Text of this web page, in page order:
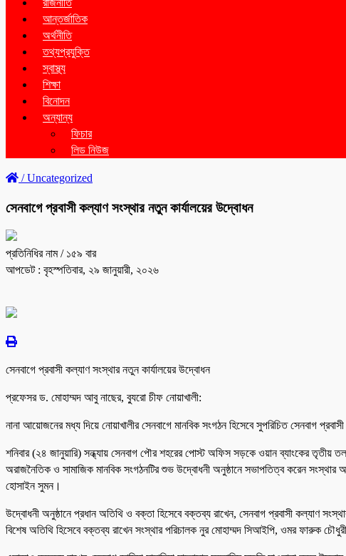
রাজনীতি
আন্তর্জাতিক
অর্থনীতি
তথ্যপ্রযুক্তি
স্বাস্থ্য
শিক্ষা
বিনোদন
অন্যান্য
ফিচার
লিড নিউজ
/Uncategorized
সেনবাগে প্রবাসী কল্যাণ সংস্থার নতুন কার্যালয়ের উদ্বোধন
প্রতিনিধির নাম/ ১৫৯ বার
আপডেট : বৃহস্পতিবার, ২৯ জানুয়ারী, ২০২৬
সেনবাগে প্রবাসী কল্যাণ সংস্থার নতুন কার্যালয়ের উদ্বোধন
প্রফেসর ড. মোহাম্মদ আবু নাছের, ব্যুরো চীফ নোয়াখালী:
নানা আয়োজনের মধ্য দিয়ে নোয়াখালীর সেনবাগে মানবিক সংগঠন হিসেবে সুপরিচিত সেনবাগ
শনিবার (২৪ জানুয়ারি) সন্ধ্যায় সেনবাগ পৌর শহরের পোস্ট অফিস সড়কে ওয়ান ব্যাংকের তৃতীয়
অরাজনৈতিক ও সামাজিক মানবিক সংগঠনটির শুভ উদ্বোধনী অনুষ্ঠানে সভাপতিত্ব করেন
হোসাইন সুমন।
উদ্বোধনী অনুষ্ঠানে প্রধান অতিথি ও বক্তা হিসেবে বক্তব্য রাখেন, সেনবাগ প্রবাসী কল্যাণ
বিশেষ অতিথি হিসেবে বক্তব্য রাখেন সংস্থার পরিচালক নুর মোহাম্মদ সিআইপি, ওমর ফারুক